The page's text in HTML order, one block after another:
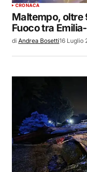
CRONACA
Maltempo, oltre
Fuoco tra
di Andrea Bosetti16 Luglio